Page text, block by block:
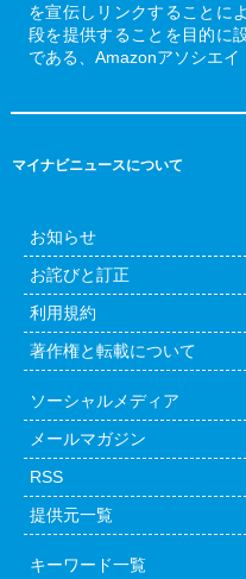
を宣伝しリンクすることに
段を提供することを目的に
である、Amazonアソシエイ
マイナビニュースについて
お知らせ
お詫びと訂正
利用規約
著作権と転載について
ソーシャルメディア
メールマガジン
RSS
提供元一覧
キーワード一覧